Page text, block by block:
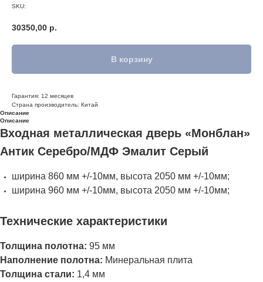
SKU:
30350,00 р.
В корзину
Гарантия: 12 месяцев
Страна производитель: Китай
Описание
Описание
Входная металлическая дверь «Монблан»
Антик Серебро/МДФ Эмалит Серый
ширина 860 мм +/-10мм, высота 2050 мм +/-10мм;
ширина 960 мм +/-10мм, высота 2050 мм +/-10мм;
Технические характеристики
Толщина полотна: 95 мм
Наполнение полотна: Минеральная плита
Толщина стали: 1,4 мм